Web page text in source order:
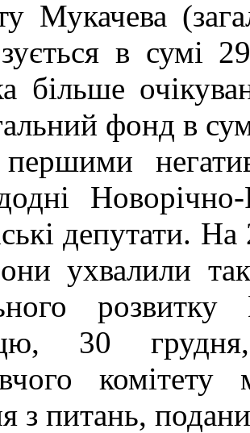
Мукачева
в сумі
більше
фонд в
депутати. На
ухвалили
30
з питань,